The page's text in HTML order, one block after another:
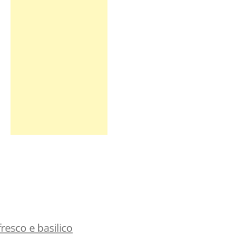
e basilico